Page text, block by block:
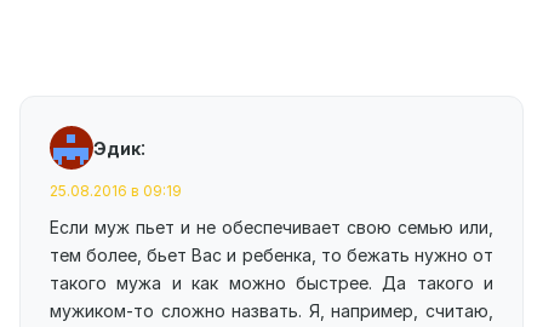
Эдик:
25.08.2016 в 09:19
Если муж пьет и не обеспечивает свою семью или,
тем более, бьет Вас и ребенка, то бежать нужно от
такого мужа и как можно быстрее. Да такого и
мужиком-то сложно назвать. Я, например, считаю,